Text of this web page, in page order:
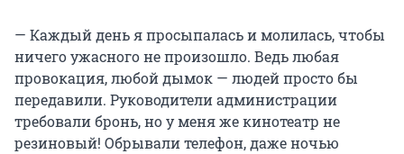
— Каждый день я просыпалась и молилась, чтобы
ничего ужасного не произошло. Ведь любая
провокация, любой дымок — людей просто бы
передавили. Руководители администрации
требовали бронь, но у меня же кинотеатр не
резиновый! Обрывали телефон, даже ночью